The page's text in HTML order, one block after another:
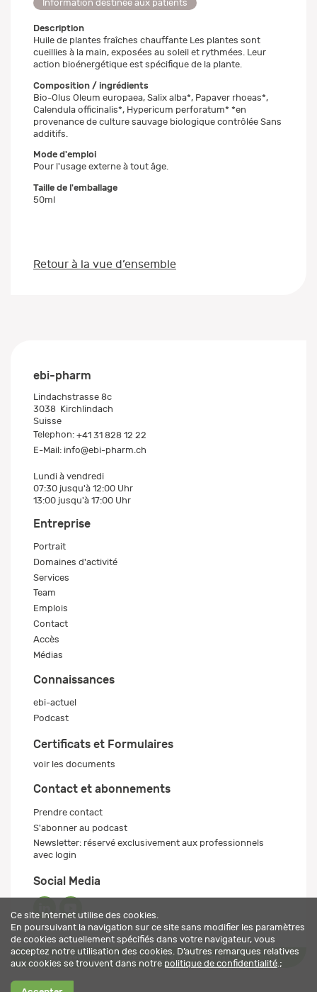
Information destinée aux patients
Description
Huile de plantes fraîches chauffante Les plantes sont
cueillies à la main, exposées au soleil et rythmées. Leur
action bioénergétique est spécifique de la plante.
Composition / ingrédients
Bio-Olus Oleum europaea, Salix alba*, Papaver rhoeas*,
Calendula officinalis*, Hypericum perforatum* *en
provenance de culture sauvage biologique contrôlée Sans
additifs.
Mode d'emploi
Pour l'usage externe à tout âge.
Taille de l'emballage
50ml
Retour à la vue d’ensemble
ebi-pharm
Lindachstrasse 8c
3038 Kirchlindach
Suisse
Telephon: +41 31 828 12 22
E-Mail: info@ebi-pharm.ch
Lundi à vendredi
07:30 jusqu'à 12:00 Uhr
13:00 jusqu'à 17:00 Uhr
Entreprise
Portrait
Domaines d'activité
Services
Team
Emplois
Contact
Accès
Médias
Connaissances
ebi-actuel
Podcast
Certificats et Formulaires
voir les documents
Contact et abonnements
Prendre contact
S'abonner au podcast
Newsletter: réservé exclusivement aux professionnels
avec login
Social Media
Ce site Internet utilise des cookies.
En poursuivant la navigation sur ce site sans modifier les paramètres
de cookies actuellement spécifiés dans votre navigateur, vous
acceptez notre utilisation des cookies. D’autres remarques relatives
aux cookies se trouvent dans notre politique de confidentialité .;